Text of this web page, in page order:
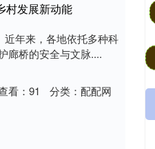
村发展新动能
年来，各地依托多种科
廊桥的安全与文脉....
看： 91 分类： 配配网